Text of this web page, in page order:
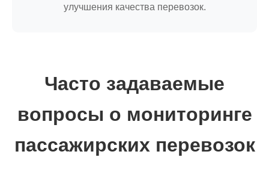
улучшения качества перевозок.
Часто задаваемые
вопросы о мониторинге
пассажирских перевозок